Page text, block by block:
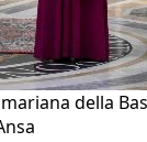
della